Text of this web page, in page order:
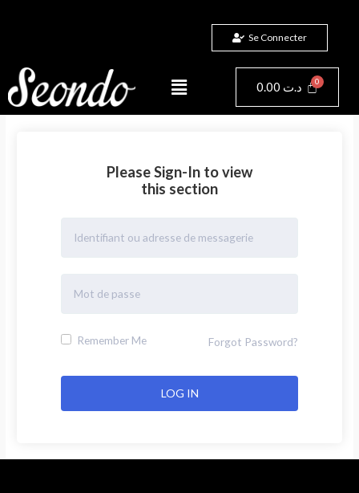
Se Connecter
Menu 0.00 د.ت Panier
Please Sign-In to view
this section
Remember Me Forgot Password?